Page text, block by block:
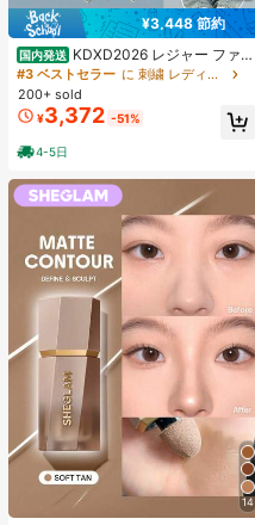
¥3,448 節約
国内発送 KDXD2026 レジャー ファッ
ション ロングサイズ 夏服 女性 ワイ
ルドスタイル ボア付きトップス ワイ
ルドスタイル ロングスカート 3点セ
ット UVカット 軽量 通気性 袖付き
ヒップカバー効果 通気性抜群 サイズ
豊富
#3 ベストセラー
に 刺繍 レディースコーデ
200+ sold
¥3,372 -51%
4-5日
14